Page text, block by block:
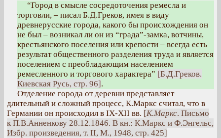
“Город в смысле сосредоточения ремесла и
торговли, – писал Б.Д.Греков, имея в виду
древнерусские города, какого бы происхождения он
не был – возникал ли он из “града”-замка, вотчины,
крестьянского поселения или крепости – всегда есть
результат общественного разделения труда и является
поселением с преобладающим населением
ремесленного и торгового характера” [Б.Д.Греков.
Киевская Русь, стр. 96].
Отделение города от деревни представляет
длительный и сложный процесс, К.Маркс считал, что в
Германии он происходил в IX-XII вв. [К.Маркс. Письмо
к П.В.Анненкову 28.12.1846. В кн.: К.Маркс и Ф.Энгельс,
Избр. произведения, т. II, М., 1948, стр. 425]